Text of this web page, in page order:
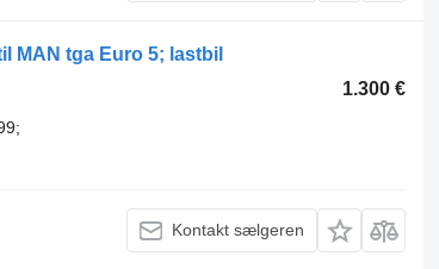
MAN tga Euro 5; lastbil
1.300 €
Kontakt sælgeren